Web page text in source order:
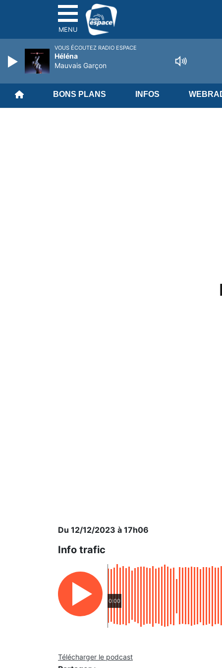
MENU
BONS PLANS INFOS
Du 12/12/2023 à 17h06
Info trafic
0:00
Télécharger le podcast
VOUS ÉCOUTEZ RADIO ESPACE
Héléna
Mauvais Garçon